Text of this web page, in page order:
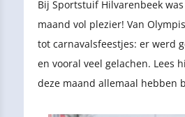
Bij Sportstuif Hilvarenbeek
maand vol plezier! Van
tot carnavalsfeestjes: er werd
en vooral veel gelachen. Lees
deze maand allemaal hebben